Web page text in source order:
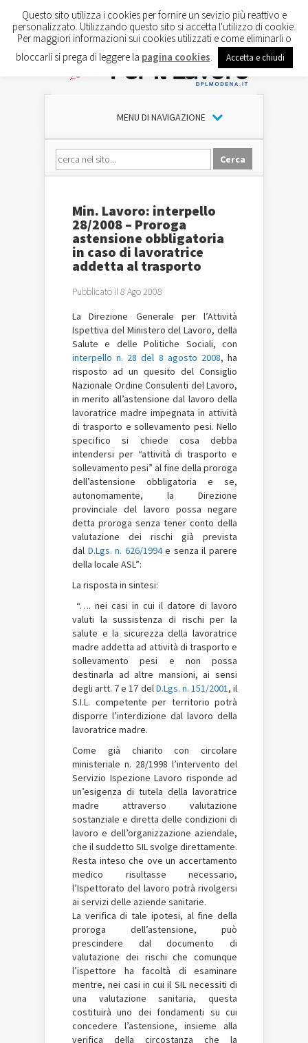
MENU DI NAVIGAZIONE
Min. Lavoro: interpello
28/2008 – Proroga
astensione obbligatoria
in caso di lavoratrice
addetta al trasporto
Pubblicato il 8 Ago 2008
La Direzione Generale per l’Attività
Ispettiva del Ministero del Lavoro, della
Salute e delle Politiche Sociali, con
interpello n. 28 del 8 agosto 2008, ha
risposto ad un quesito del Consiglio
Nazionale Ordine Consulenti del Lavoro,
in merito all’astensione dal lavoro della
lavoratrice madre impegnata in attività
di trasporto e sollevamento pesi. Nello
specifico si chiede cosa debba
intendersi per “attività di trasporto e
sollevamento pesi” al fine della proroga
dell’astensione obbligatoria e se,
autonomamente, la Direzione
provinciale del lavoro possa negare
detta proroga senza tener conto della
valutazione dei rischi già prevista
dal D.Lgs. n. 626/1994e senza il parere
della locale ASL”:
La risposta in sintesi:
“…. nei casi in cui il datore di lavoro
valuti la sussistenza di rischi per la
salute e la sicurezza della lavoratrice
madre addetta ad attività di trasporto e
sollevamento pesi e non possa
destinarla ad altre mansioni, ai sensi
degli artt. 7 e 17 delD.Lgs. n. 151/2001, il
S.I.L. competente per territorio potrà
disporre l’interdizione dal lavoro della
lavoratrice madre.
Come già chiarito con circolare
ministeriale n. 28/1998 l’intervento del
Servizio Ispezione Lavoro risponde ad
un’esigenza di tutela della lavoratrice
madre attraverso valutazione
sostanziale e diretta delle condizioni di
lavoro e dell’organizzazione aziendale,
che il suddetto SIL svolge direttamente.
Resta inteso che ove un accertamento
medico risultasse necessario,
l’Ispettorato del lavoro potrà rivolgersi
ai servizi delle aziende sanitarie.
La verifica di tale ipotesi, al fine della
proroga dell’astensione, può
prescindere dal documento di
valutazione dei rischi che comunque
l’ispettore ha facoltà di esaminare
mentre, nei casi in cui il SIL necessiti di
una valutazione sanitaria, questa
costituirà uno dei fondamenti su cui
concedere l’astensione, insieme alla
verifica della circostanza che la
Questo sito utilizza i cookies per fornire un sevizio più reattivo e
personalizzato. Utilizzando questo sito si accetta l'utilizzo di cookie.
Per maggiori informazioni sui cookies utilizzati e come eliminarli o
bloccarli si prega di leggere la pagina cookies Accetta e chiudi